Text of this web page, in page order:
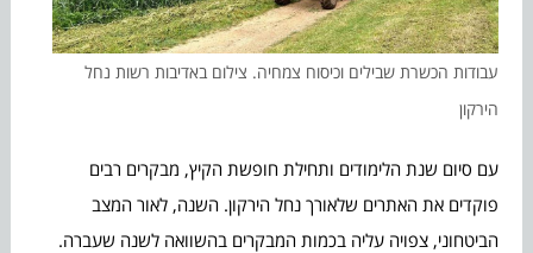
עבודות הכשרת שבילים וכיסוח צמחיה. צילום באדיבות רשות נחל
הירקון
עם סיום שנת הלימודים ותחילת חופשת הקיץ, מבקרים רבים
פוקדים את האתרים שלאורך נחל הירקון. השנה, לאור המצב
הביטחוני, צפויה עליה בכמות המבקרים בהשוואה לשנה שעברה.